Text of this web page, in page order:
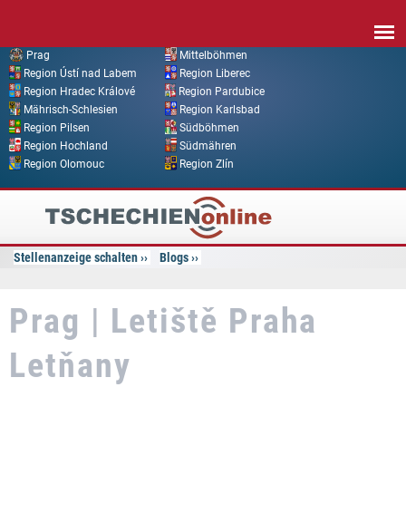
Prag
Mittelböhmen
Region Ústí nad Labem
Region Liberec
Region Hradec Králové
Region Pardubice
Mährisch-Schlesien
Region Karlsbad
Region Pilsen
Südböhmen
Region Hochland
Südmähren
Region Olomouc
Region Zlín
Tschechien
Online
Stellenanzeige schalten Blogs
Prag | Letiště Praha
Letňany